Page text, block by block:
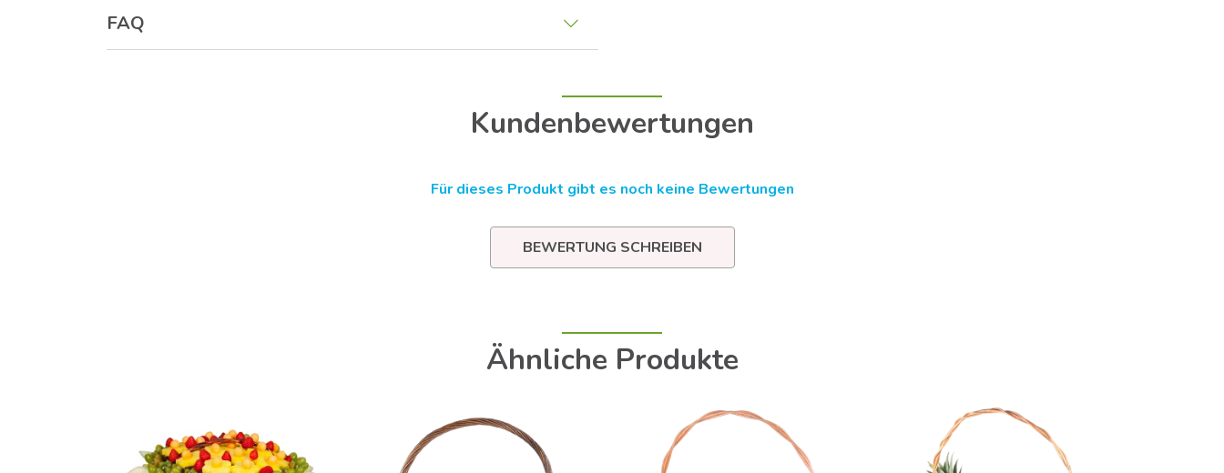
FAQ
Kundenbewertungen
Für dieses Produkt gibt es noch keine Bewertungen
BEWERTUNG SCHREIBEN
Ähnliche Produkte